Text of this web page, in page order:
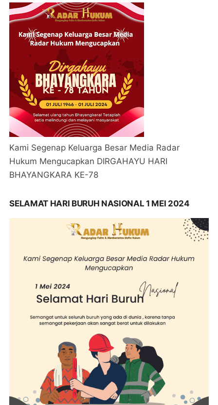
Kami Segenap Keluarga Besar Media Radar
Hukum Mengucapkan DIRGAHAYU HARI
BHAYANGKARA KE-78
SELAMAT HARI BURUH NASIONAL 1 MEI 2024